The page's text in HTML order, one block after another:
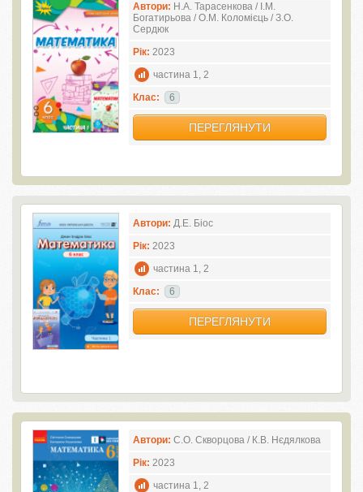
Автори: Н.А. Тарасенкова / І.М.
Богатирьова / О.М. Коломієць / З.О.
Сердюк
Рік: 2023
частина 1, 2
Клас:
6
ПЕРЕГЛЯНУТИ
Автори: Д.Е. Біос
Рік: 2023
частина 1, 2
Клас:
6
ПЕРЕГЛЯНУТИ
Автори: С.О. Скворцова / К.В. Нєдялкова
Рік: 2023
частина 1, 2